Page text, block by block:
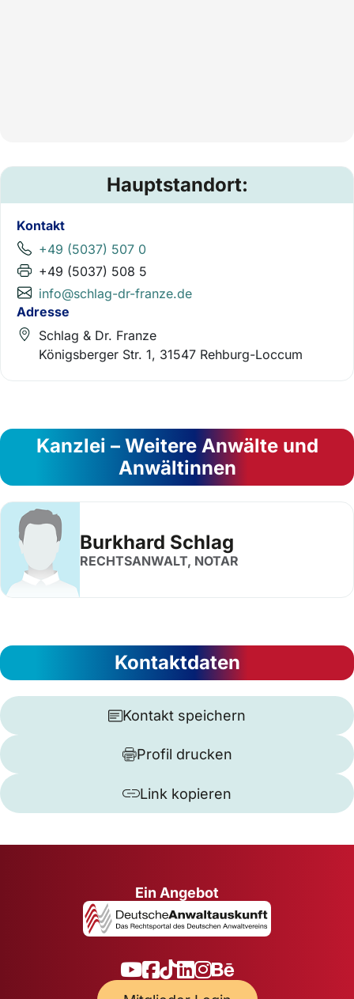
Hauptstandort:
Kontakt
+49 (5037) 507 0
+49 (5037) 508 5
info@schlag-dr-franze.de
Adresse
Schlag & Dr. Franze
Königsberger Str. 1, 31547 Rehburg-Loccum
Kanzlei – Weitere Anwälte und
Anwältinnen
Burkhard Schlag
RECHTSANWALT, NOTAR
Kontaktdaten
Kontakt speichern
Profil drucken
Link kopieren
Ein Angebot